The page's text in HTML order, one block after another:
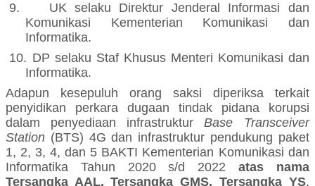
9.
UK selaku Direktur Jenderal Informasi dan
Komunikasi Kementerian Komunikasi dan
Informatika.
10. DP selaku Staf Khusus Menteri Komunikasi dan
Informatika.
Adapun kesepuluh orang saksi diperiksa terkait
penyidikan perkara dugaan tindak pidana korupsi
dalam penyediaan infrastrukturBase Transceiver
Station (BTS) 4G dan infrastruktur pendukung paket
1, 2, 3, 4, dan 5 BAKTI Kementerian Komunikasi dan
Informatika Tahun 2020 s/d 2022 atas nama
Tersangka AAL, Tersangka GMS, Tersangka YS,